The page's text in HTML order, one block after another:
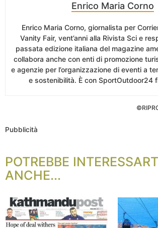
Enrico Maria Corno
Enrico Maria Corno, giornalista per
Vanity Fair, vent’anni alla Rivista Sci e
passata edizione italiana del magazine
collabora anche con enti di promozione
e agenzie per l’organizzazione di eventi a
e sostenibilità. È con SportOutdoor24
Pubblicità
POTREBBE
ANCHE...